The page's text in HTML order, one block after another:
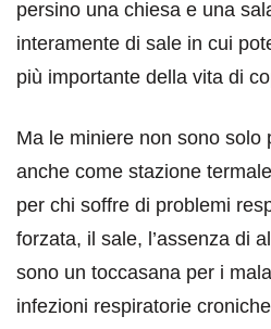
persino una chiesa e una
interamente di sale in cui
più importante della vita di
Ma le miniere non sono solo
anche come stazione
per chi soffre di problemi
forzata, il sale, l’assenza di
sono un toccasana per i
infezioni respiratorie